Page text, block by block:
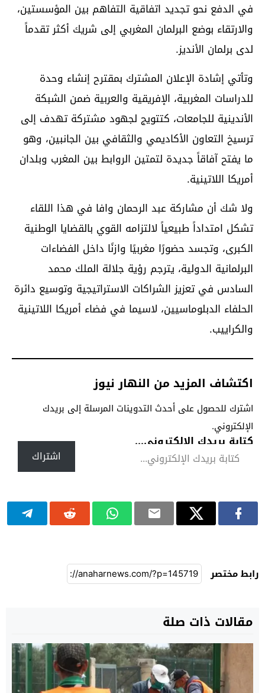
في الدفع نحو تجديد اتفاقية التفاهم بين المؤسستين،
والارتقاء بوضع البرلمان المغربي إلى شريك أكثر تقدماً
لدى برلمان الأنديز.
وتأتي إشادة الإعلان المشترك بمقترح إنشاء وحدة
للدراسات المغربية، الإفريقية والعربية ضمن الشبكة
الأندينية للجامعات، كتتويج لجهود مشتركة تهدف إلى
ترسيخ التعاون الأكاديمي والثقافي بين الجانبين، وهو
ما يفتح آفاقاً جديدة لتمتين الروابط بين المغرب وبلدان
أمريكا اللاتينية.
ولا شك أن مشاركة عبد الرحمان وافا في هذا اللقاء
تشكل امتداداً طبيعياً لالتزامه القوي بالقضايا الوطنية
الكبرى، وتجسد حضورًا مغربيًا وازنًا داخل الفضاءات
البرلمانية الدولية، يترجم رؤية جلالة الملك محمد
السادس في تعزيز الشراكات الاستراتيجية وتوسيع دائرة
الحلفاء الدبلوماسيين، لاسيما في فضاء أمريكا اللاتينية
والكراييب.
اكتشاف المزيد من النهار نيوز
اشترك للحصول على أحدث التدوينات المرسلة إلى بريدك
الإلكتروني.
كتابة بريدك الإلكتروني...
اشتراك
رابط مختصر
مقالات ذات صلة